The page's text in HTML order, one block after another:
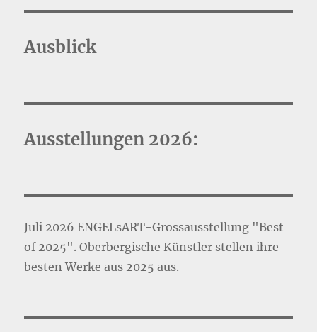
Ausblick
Ausstellungen 2026:
Juli 2026 ENGELsART-Grossausstellung "Best
of 2025". Oberbergische Künstler stellen ihre
besten Werke aus 2025 aus.